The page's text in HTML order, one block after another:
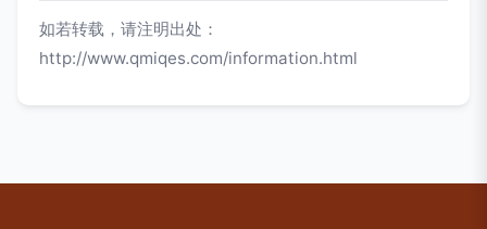
如若转载，请注明出处：
http://www.qmiqes.com/information.html